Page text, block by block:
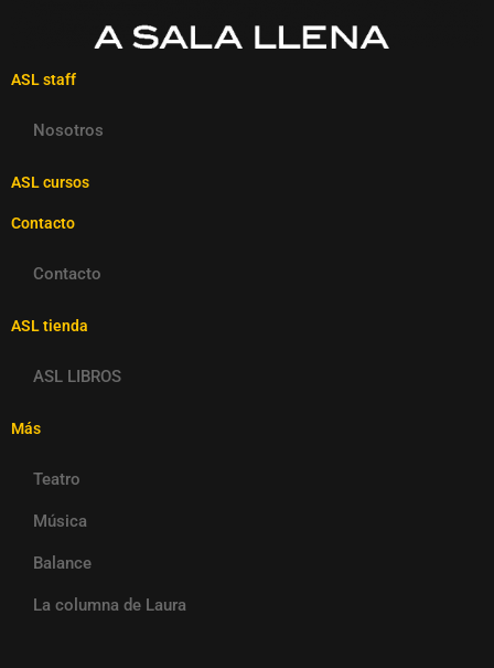
ASL staff
Nosotros
ASL cursos
Contacto
Contacto
ASL tienda
ASL LIBROS
Más
Teatro
Música
Balance
La columna de Laura